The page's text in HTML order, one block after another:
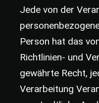
Jede von der
Person hat das
Richtlinien- und
gewährte Recht,
Verarbeitung